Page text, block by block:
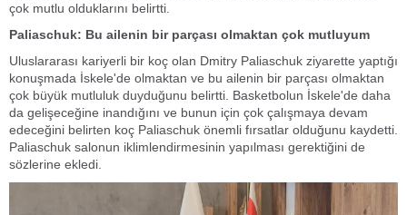
çok mutlu olduklarını belirtti.
Paliaschuk: Bu ailenin bir parçası olmaktan çok mutluyum
Uluslararası kariyerli bir koç olan Dmitry Paliaschuk ziyarette yaptığı
konuşmada İskele'de olmaktan ve bu ailenin bir parçası olmaktan
çok büyük mutluluk duyduğunu belirtti. Basketbolun İskele'de daha
da gelişeceğine inandığını ve bunun için çok çalışmaya devam
edeceğini belirten koç Paliaschuk önemli fırsatlar olduğunu kaydetti.
Paliaschuk salonun iklimlendirmesinin yapılması gerektiğini de
sözlerine ekledi.